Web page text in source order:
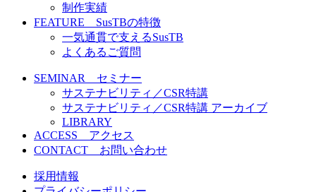
制作実績
FEATURE SusTBの特徴
一気通貫で支えるSusTB
よくあるご質問
SEMINAR セミナー
サステナビリティ／CSR特講
サステナビリティ／CSR特講 アーカイブ
LIBRARY
ACCESS アクセス
CONTACT お問い合わせ
採用情報